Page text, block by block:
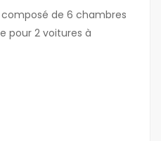
de 6 chambres
pour 2 voitures à